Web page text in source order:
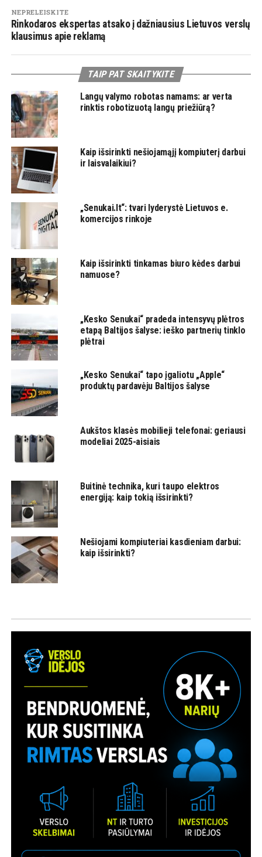
NEPRELEISKITE
Rinkodaros ekspertas atsako į dažniausius Lietuvos verslų
klausimus apie reklamą
TAIP PAT SKAITYKITE
Langų valymo robotas namams: ar verta
rinktis robotizuotą langų priežiūrą?
Kaip išsirinkti nešiojamąjį kompiuterį darbui
ir laisvalaikiui?
„Senukai.lt“: tvari lyderystė Lietuvos e.
komercijos rinkoje
Kaip išsirinkti tinkamas biuro kėdes darbui
namuose?
„Kesko Senukai“ pradeda intensyvų plėtros
etapą Baltijos šalyse: ieško partnerių tinklo
plėtrai
„Kesko Senukai“ tapo įgaliotu „Apple“
produktų pardavėju Baltijos šalyse
Aukštos klasės mobilieji telefonai: geriausi
modeliai 2025-aisiais
Buitinė technika, kuri taupo elektros
energiją: kaip tokią išsirinkti?
Nešiojami kompiuteriai kasdieniam darbui:
kaip išsirinkti?